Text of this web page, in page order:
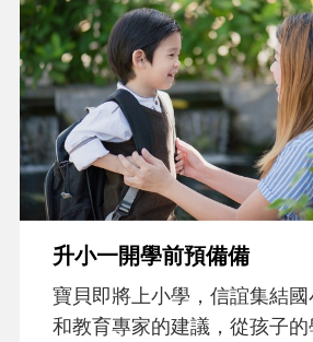
升小一開學前預備備
寶貝即將上小學，信誼集結
和教育專家的建議，從孩子的